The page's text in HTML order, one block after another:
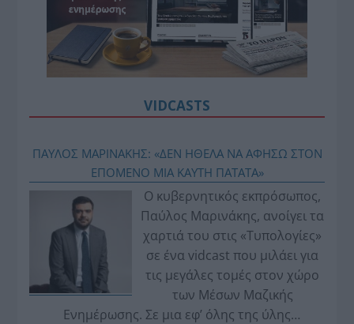
VIDCASTS
ΠΑΥΛΟΣ ΜΑΡΙΝΑΚΗΣ: «ΔΕΝ ΗΘΕΛΑ ΝΑ ΑΦΗΣΩ ΣΤΟΝ
ΕΠΟΜΕΝΟ ΜΙΑ ΚΑΥΤΗ ΠΑΤΑΤΑ»
Ο κυβερνητικός εκπρόσωπος,
Παύλος Μαρινάκης, ανοίγει τα
χαρτιά του στις «Τυπολογίες»
σε ένα vidcast που μιλάει για
τις μεγάλες τομές στον χώρο
των Μέσων Μαζικής
Ενημέρωσης. Σε μια εφ’ όλης της ύλης